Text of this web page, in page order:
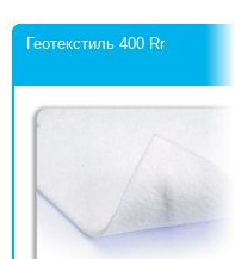
Геотекстиль 400 Rr